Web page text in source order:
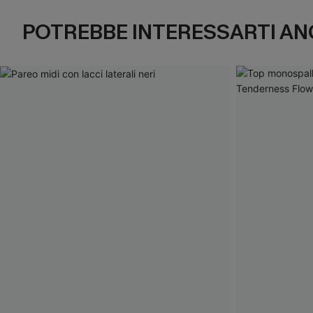
POTREBBE INTERESSARTI